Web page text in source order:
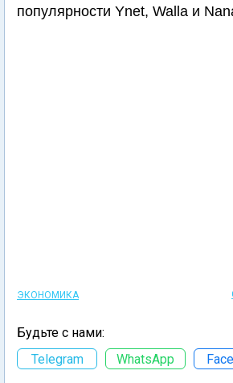
популярности Ynet, Walla и
ЭКОНОМИКА
Будьте с нами:
Telegram
WhatsApp